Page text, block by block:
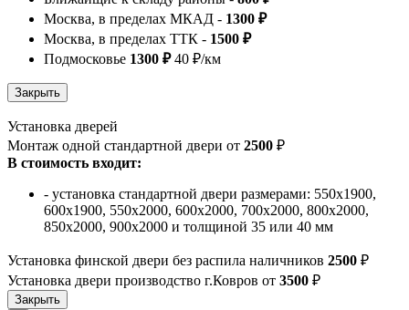
Москва, в пределах МКАД - 1300 ₽
Москва, в пределах ТТК - 1500 ₽
Подмосковье 1300 ₽40 ₽/км
Установка дверей
Монтаж одной стандартной двери от 2500 ₽
В стоимость входит:
- установка стандартной двери размерами: 550х1900,
600х1900, 550х2000, 600х2000, 700х2000, 800х2000,
850х2000, 900х2000 и толщиной 35 или 40 мм
Установка финской двери без распила наличников 2500 ₽
Установка двери производство г.Ковров от 3500 ₽